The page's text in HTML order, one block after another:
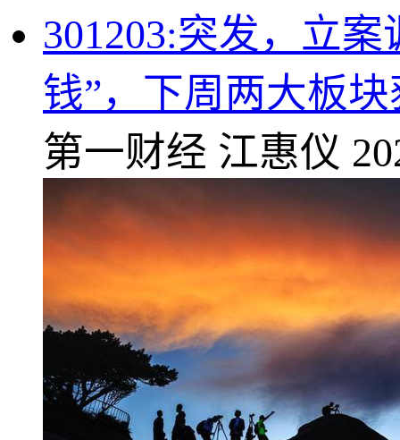
301203:突发，立
钱”，下周两大板
第一财经 江惠仪